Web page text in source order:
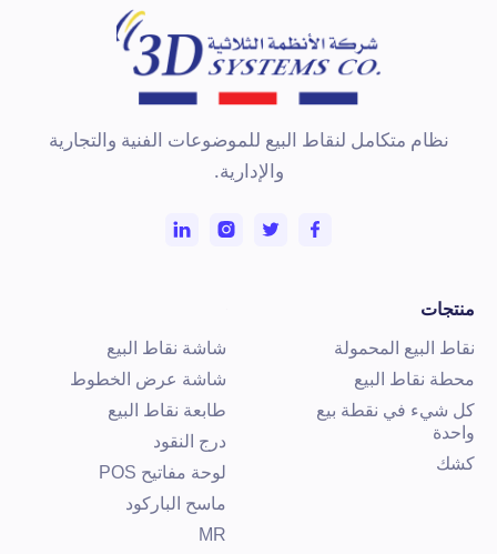
نظام متكامل لنقاط البيع للموضوعات الفنية والتجارية
والإدارية.
البيع المحمولة
نقاط البيع
شيء في نقطة بيع
شاشة نقاط البيع
شاشة عرض الخطوط
طابعة نقاط البيع
درج النقود
لوحة مفاتيح POS
ماسح الباركود
MR